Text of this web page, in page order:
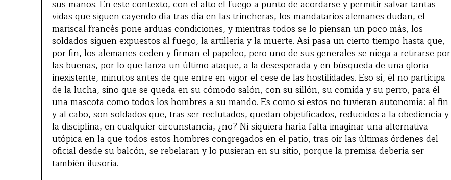
sus manos. En este contexto, con el alto el fuego a punto de acordarse y permitir salvar tantas
vidas que siguen cayendo día tras día en las trincheras, los mandatarios alemanes dudan, el
mariscal francés pone arduas condiciones, y mientras todos se lo piensan un poco más, los
soldados siguen expuestos al fuego, la artillería y la muerte. Así pasa un cierto tiempo hasta que,
por fin, los alemanes ceden y firman el papeleo, pero uno de sus generales se niega a retirarse por
las buenas, por lo que lanza un último ataque, a la desesperada y en búsqueda de una gloria
inexistente, minutos antes de que entre en vigor el cese de las hostilidades. Eso sí, él no participa
de la lucha, sino que se queda en su cómodo salón, con su sillón, su comida y su perro, para él
una mascota como todos los hombres a su mando. Es como si estos no tuvieran autonomía: al fin
y al cabo, son soldados que, tras ser reclutados, quedan objetificados, reducidos a la obediencia y
la disciplina, en cualquier circunstancia, ¿no? Ni siquiera haría falta imaginar una alternativa
utópica en la que todos estos hombres congregados en el patio, tras oír las últimas órdenes del
oficial desde su balcón, se rebelaran y lo pusieran en su sitio, porque la premisa debería ser
también ilusoria.